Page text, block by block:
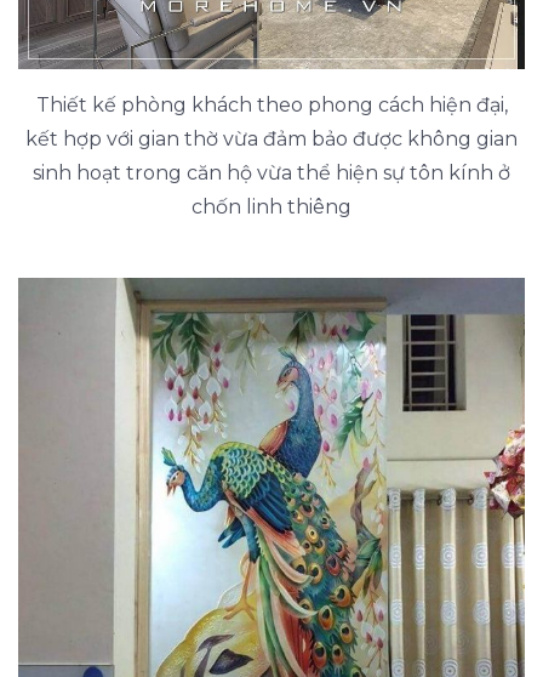
Thiết kế phòng khách theo phong cách hiện đại,
kết hợp với gian thờ vừa đảm bảo được không gian
sinh hoạt trong căn hộ vừa thể hiện sự tôn kính ở
chốn linh thiêng